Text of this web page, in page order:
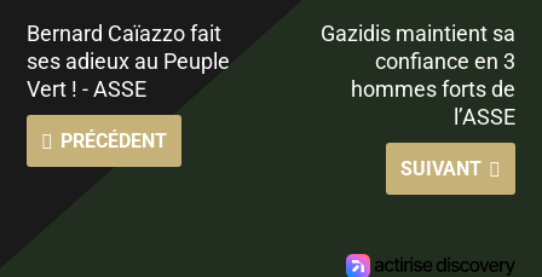
Bernard Caïazzo fait
ses adieux au Peuple
Vert ! - ASSE
PRÉCÉDENT
Gazidis maintient sa
confiance en 3
hommes forts de
l’ASSE
SUIVANT